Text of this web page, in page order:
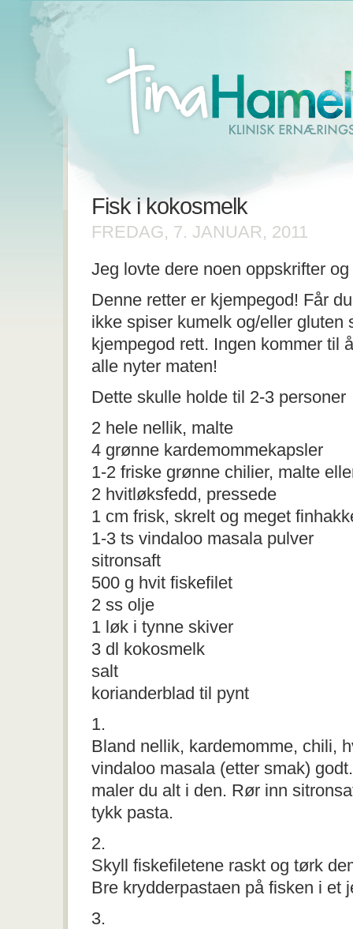
Fisk i kokosmelk
FREDAG, 7. JANUAR, 2011
Jeg lovte dere noen oppskrifter
Denne retter er kjempegod! Får
ikke spiser kumelk og/eller gluten
kjempegod rett. Ingen kommer til
alle nyter maten!
Dette skulle holde til 2-3 personer
2 hele nellik, malte
4 grønne kardemommekapsler
1-2 friske grønne chilier, malte
2 hvitløksfedd, pressede
1 cm frisk, skrelt og meget
1-3 ts vindaloo masala pulver
sitronsaft
500 g hvit fiskefilet
2 ss olje
1 løk i tynne skiver
3 dl kokosmelk
salt
korianderblad til pynt
1.
Bland nellik, kardemomme, chili,
vindaloo masala (etter smak)
maler du alt i den. Rør inn
tykk pasta.
2.
Skyll fiskefiletene raskt og tørk
Bre krydderpastaen på fisken i et
3.